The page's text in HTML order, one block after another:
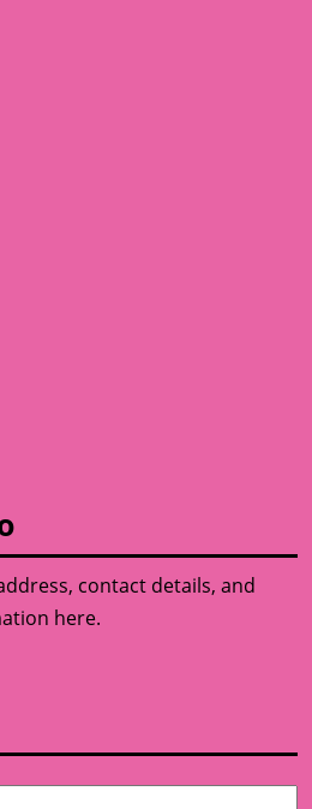
contact details, and
here.